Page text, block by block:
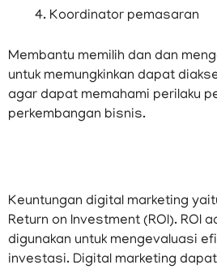
Koordinator pemasaran
Membantu memilih dan dan
untuk memungkinkan dapat
agar dapat memahami perilaku
perkembangan bisnis.
Keuntungan digital marketing
Return on Investment (ROI). ROI
digunakan untuk mengevaluasi
investasi. Digital marketing